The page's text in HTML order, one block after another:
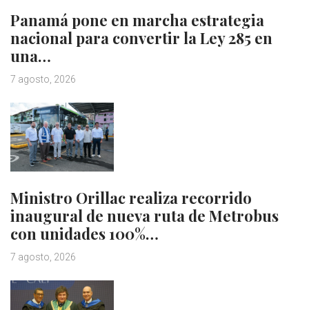
Panamá pone en marcha estrategia
nacional para convertir la Ley 285 en
una…
7 agosto, 2026
Ministro Orillac realiza recorrido
inaugural de nueva ruta de Metrobus
con unidades 100%…
7 agosto, 2026